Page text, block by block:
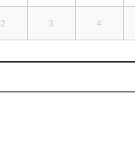
2 3 4